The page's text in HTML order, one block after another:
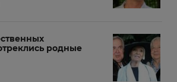
родные